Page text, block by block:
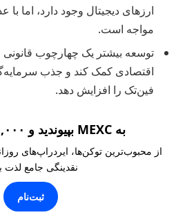
ارزهای دیجیتال وجود دارد، اما
مواجه است.
توسعه بیشتر یک چهارچوب قانونی
اقتصادی کمک کند و جذب
فین‌تک را افزایش دهد.
به MEXC بپیوندید و ۱۰,۰۰۰ تتر بگیرید
از محبوب‌ترین توکن‌ها، ایردراپ‌های
نقدینگی جامع لذت
ثبت‌نام